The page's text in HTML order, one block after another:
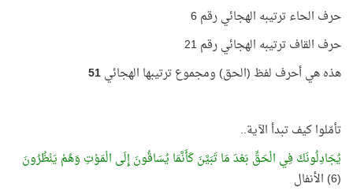
حرف الحاء ترتيبه الهجائي رقم 6
حرف القاف ترتيبه الهجائي رقم 21
هذه هي أحرف لفظ (الحق) ومجموع ترتيبها الهجائي51
تأمّلوا كيف تبدأ الآية..
يُجَادِلُونَكَ فِي الْحَقِّ بَعْدَ مَا تَبَيَّنَ كَأَنَّمَا يُسَاقُونَ إِلَى الْمَوْتِ وَهُمْ يَنْظُرُونَ
(6) الأنفال